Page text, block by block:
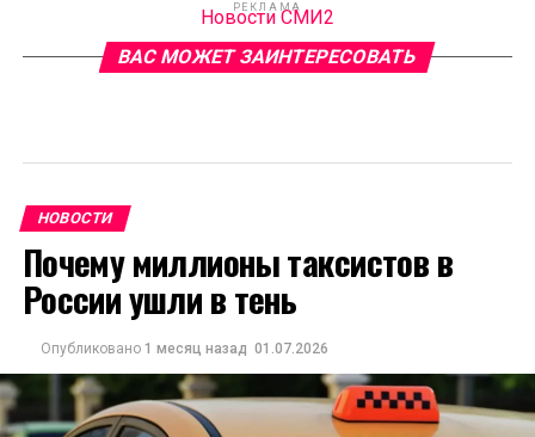
РЕКЛАМА
Новости СМИ2
ВАС МОЖЕТ ЗАИНТЕРЕСОВАТЬ
НОВОСТИ
Почему миллионы таксистов в
России ушли в тень
Опубликовано 1 месяц назад 01.07.2026